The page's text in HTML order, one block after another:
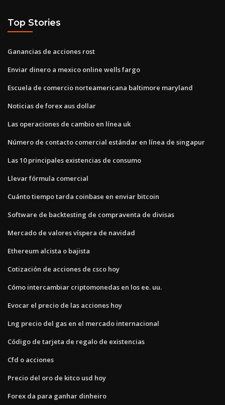
Top Stories
Ganancias de acciones rost
Enviar dinero a mexico online wells fargo
Escuela de comercio norteamericana baltimore maryland
Noticias de forex aus dollar
Las operaciones de cambio en línea uk
Número de contacto comercial estándar en línea de singapur
Las 10 principales existencias de consumo
Llevar fórmula comercial
Cuánto tiempo tarda coinbase en enviar bitcoin
Software de backtesting de compraventa de divisas
Mercado de valores víspera de navidad
Ethereum alcista o bajista
Cotización de acciones de csco hoy
Cómo intercambiar criptomonedas en los ee. uu.
Evocar el precio de las acciones hoy
Lng precio del gas en el mercado internacional
Código de tarjeta de regalo de existencias
Cfd o acciones
Precio del oro de kitco usd hoy
Forex da para ganhar dinheiro